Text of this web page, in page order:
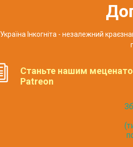
Україна Інкогніта - незалежний
Станьте нашим
Patreon